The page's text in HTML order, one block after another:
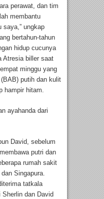
perawat, dan tim
membantu
saya,” ungkap
bertahun-tahun
hidup cucunya
Atresia biller saat
minggu yang
putih dan kulit
hampir hitam.
ayahanda dari
David, sebelum
putri dan
rumah sakit
Singapura.
tatkala
Sherlin dan David